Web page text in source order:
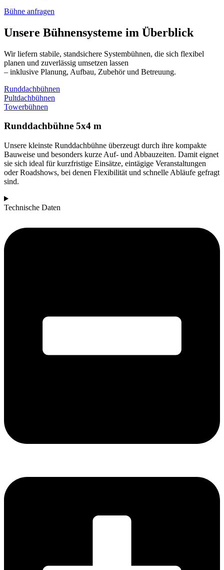
Bühne anfragen
Unsere Bühnensysteme im Überblick
Wir liefern stabile, standsichere Systembühnen, die sich flexibel
planen und zuverlässig umsetzen lassen
– inklusive Planung, Aufbau, Zubehör und Betreuung.
Runddachbühnen
Pultdachbühnen
Towerbühnen
Runddachbühne 5x4 m
Unsere kleinste Runddachbühne überzeugt durch ihre kompakte
Bauweise und besonders kurze Auf- und Abbauzeiten. Damit eignet
sie sich ideal für kurzfristige Einsätze, eintägige Veranstaltungen
oder Roadshows, bei denen Flexibilität und schnelle Abläufe gefragt
sind.
Technische Daten